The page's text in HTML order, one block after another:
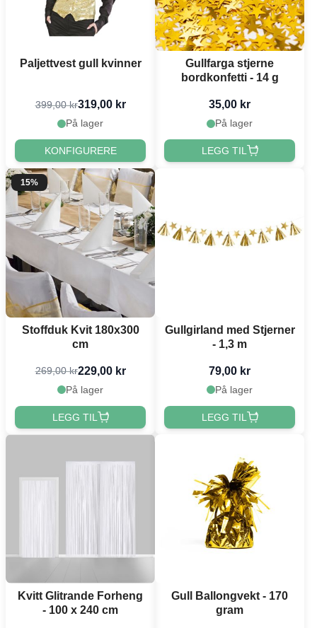
Paljettvest gull kvinner
399,00 kr319,00 kr
På lager
KONFIGURERE
Gullfarga stjerne
bordkonfetti - 14 g
35,00 kr
På lager
LEGG TIL
15%
Stoffduk Kvit 180x300
cm
269,00 kr229,00 kr
På lager
LEGG TIL
Gullgirland med Stjerner
- 1,3 m
79,00 kr
På lager
LEGG TIL
Kvitt Glitrande Forheng
- 100 x 240 cm
Gull Ballongvekt - 170
gram